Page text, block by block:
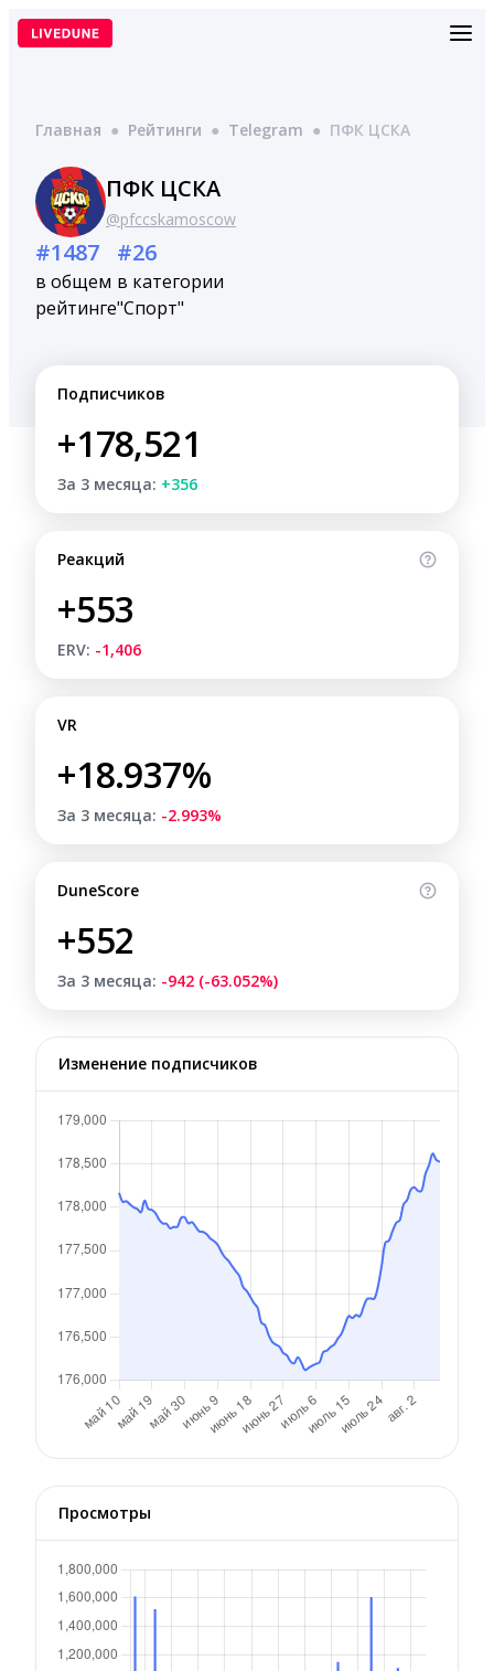
Перейти
Главная ● Рейтинги ● Telegram ● ПФК ЦСКА
ПФК ЦСКА
@pfccskamoscow
#1487
в общем
рейтинге
#26
в категории
"Спорт"
Подписчиков
+178,521
За 3 месяца: +356
Реакций
+553
ERV: -1,406
VR
+18.937%
За 3 месяца: -2.993%
DuneScore
+552
За 3 месяца: -942 (-63.052%)
Изменение подписчиков
Просмотры